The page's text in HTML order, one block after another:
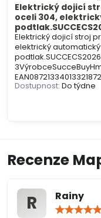
Elektrický dojicí
oceli 304,
Elektrický dojicí stroj
elektrický
Dostupnost: Do týdne
Recenze
R Rainy